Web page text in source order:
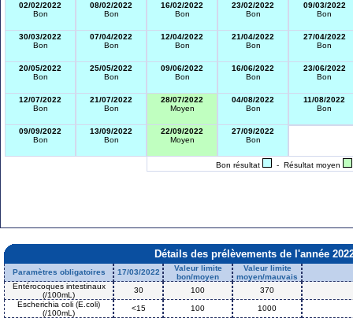
02/02/2022
Bon
08/02/2022
Bon
16/02/2022
Bon
23/02/2022
Bon
09/03/2022
Bon
30/03/2022
Bon
07/04/2022
Bon
12/04/2022
Bon
21/04/2022
Bon
27/04/2022
Bon
20/05/2022
Bon
25/05/2022
Bon
09/06/2022
Bon
16/06/2022
Bon
23/06/2022
Bon
12/07/2022
Bon
21/07/2022
Bon
28/07/2022
Moyen
04/08/2022
Bon
11/08/2022
Bon
09/09/2022
Bon
13/09/2022
Bon
22/09/2022
Moyen
27/09/2022
Bon
Bon résultat - Résultat moyen
Détails des prélèvements de l'année
Paramètres obligatoires 17/03/2022
Valeur limite
bon/moyen
Valeur limite
moyen/mauvais
Entérocoques intestinaux
(/100mL)
30 100
370
Escherichia coli (E.coli)
(/100mL)
<15 100
1000